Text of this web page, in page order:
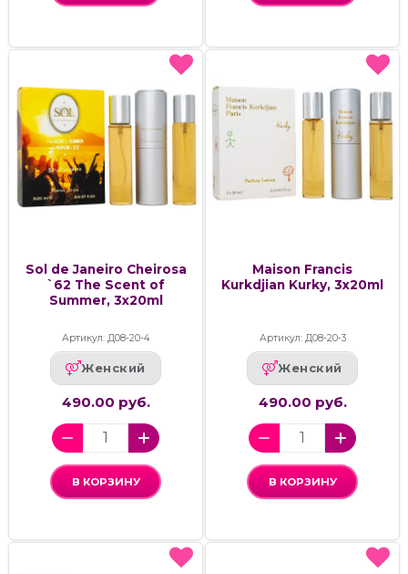
Sol de Janeiro Cheirosa
`62 The Scent of
Summer, 3х20ml
Артикул: Д08-20-4
Женский
490.00 руб.
В КОРЗИНУ
Maison Francis
Kurkdjian Kurky, 3х20ml
Артикул: Д08-20-3
Женский
490.00 руб.
В КОРЗИНУ